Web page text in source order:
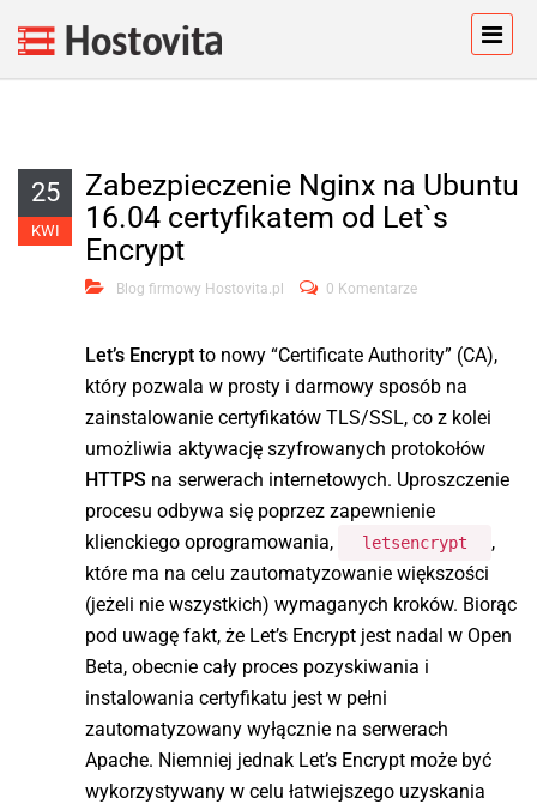
25
KWI
Zabezpieczenie Nginx na Ubuntu
16.04 certyfikatem od Let`s
Encrypt
Blog firmowy Hostovita.pl 0 Komentarze
Let’s Encrypt to nowy “Certificate Authority” (CA),
który pozwala w prosty i darmowy sposób na
zainstalowanie certyfikatów TLS/SSL, co z kolei
umożliwia aktywację szyfrowanych protokołów
HTTPS na serwerach internetowych. Uproszczenie
procesu odbywa się poprzez zapewnienie
klienckiego oprogramowania,
letsencrypt
,
które ma na celu zautomatyzowanie większości
(jeżeli nie wszystkich) wymaganych kroków. Biorąc
pod uwagę fakt, że Let’s Encrypt jest nadal w Open
Beta, obecnie cały proces pozyskiwania i
instalowania certyfikatu jest w pełni
zautomatyzowany wyłącznie na serwerach
Apache. Niemniej jednak Let’s Encrypt może być
wykorzystywany w celu łatwiejszego uzyskania